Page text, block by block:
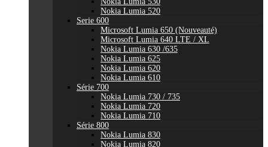
Nokia Lumia 520
Serie 600
Microsoft Lumia 650 (Nouveauté)
Microsoft Lumia 640 LTE / XL
Nokia Lumia 630 /635
Nokia Lumia 625
Nokia Lumia 620
Nokia Lumia 610
Série 700
Nokia Lumia 730 / 735
Nokia Lumia 720
Nokia Lumia 710
Série 800
Nokia Lumia 830
Nokia Lumia 820